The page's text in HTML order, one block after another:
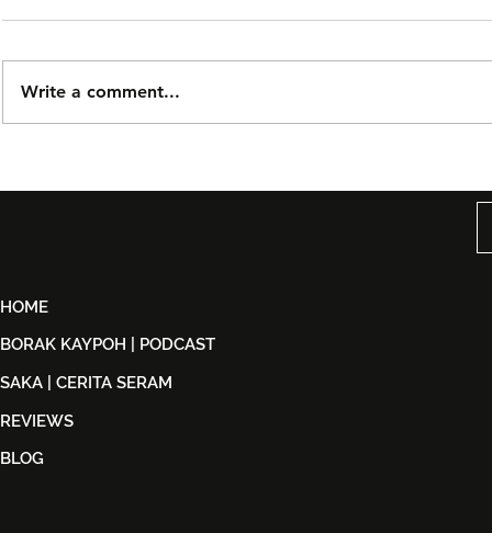
Dijual
Write a comment...
HOME
BORAK KAYPOH | PODCAST
SAKA | CERITA SERAM
REVIEWS
BLOG